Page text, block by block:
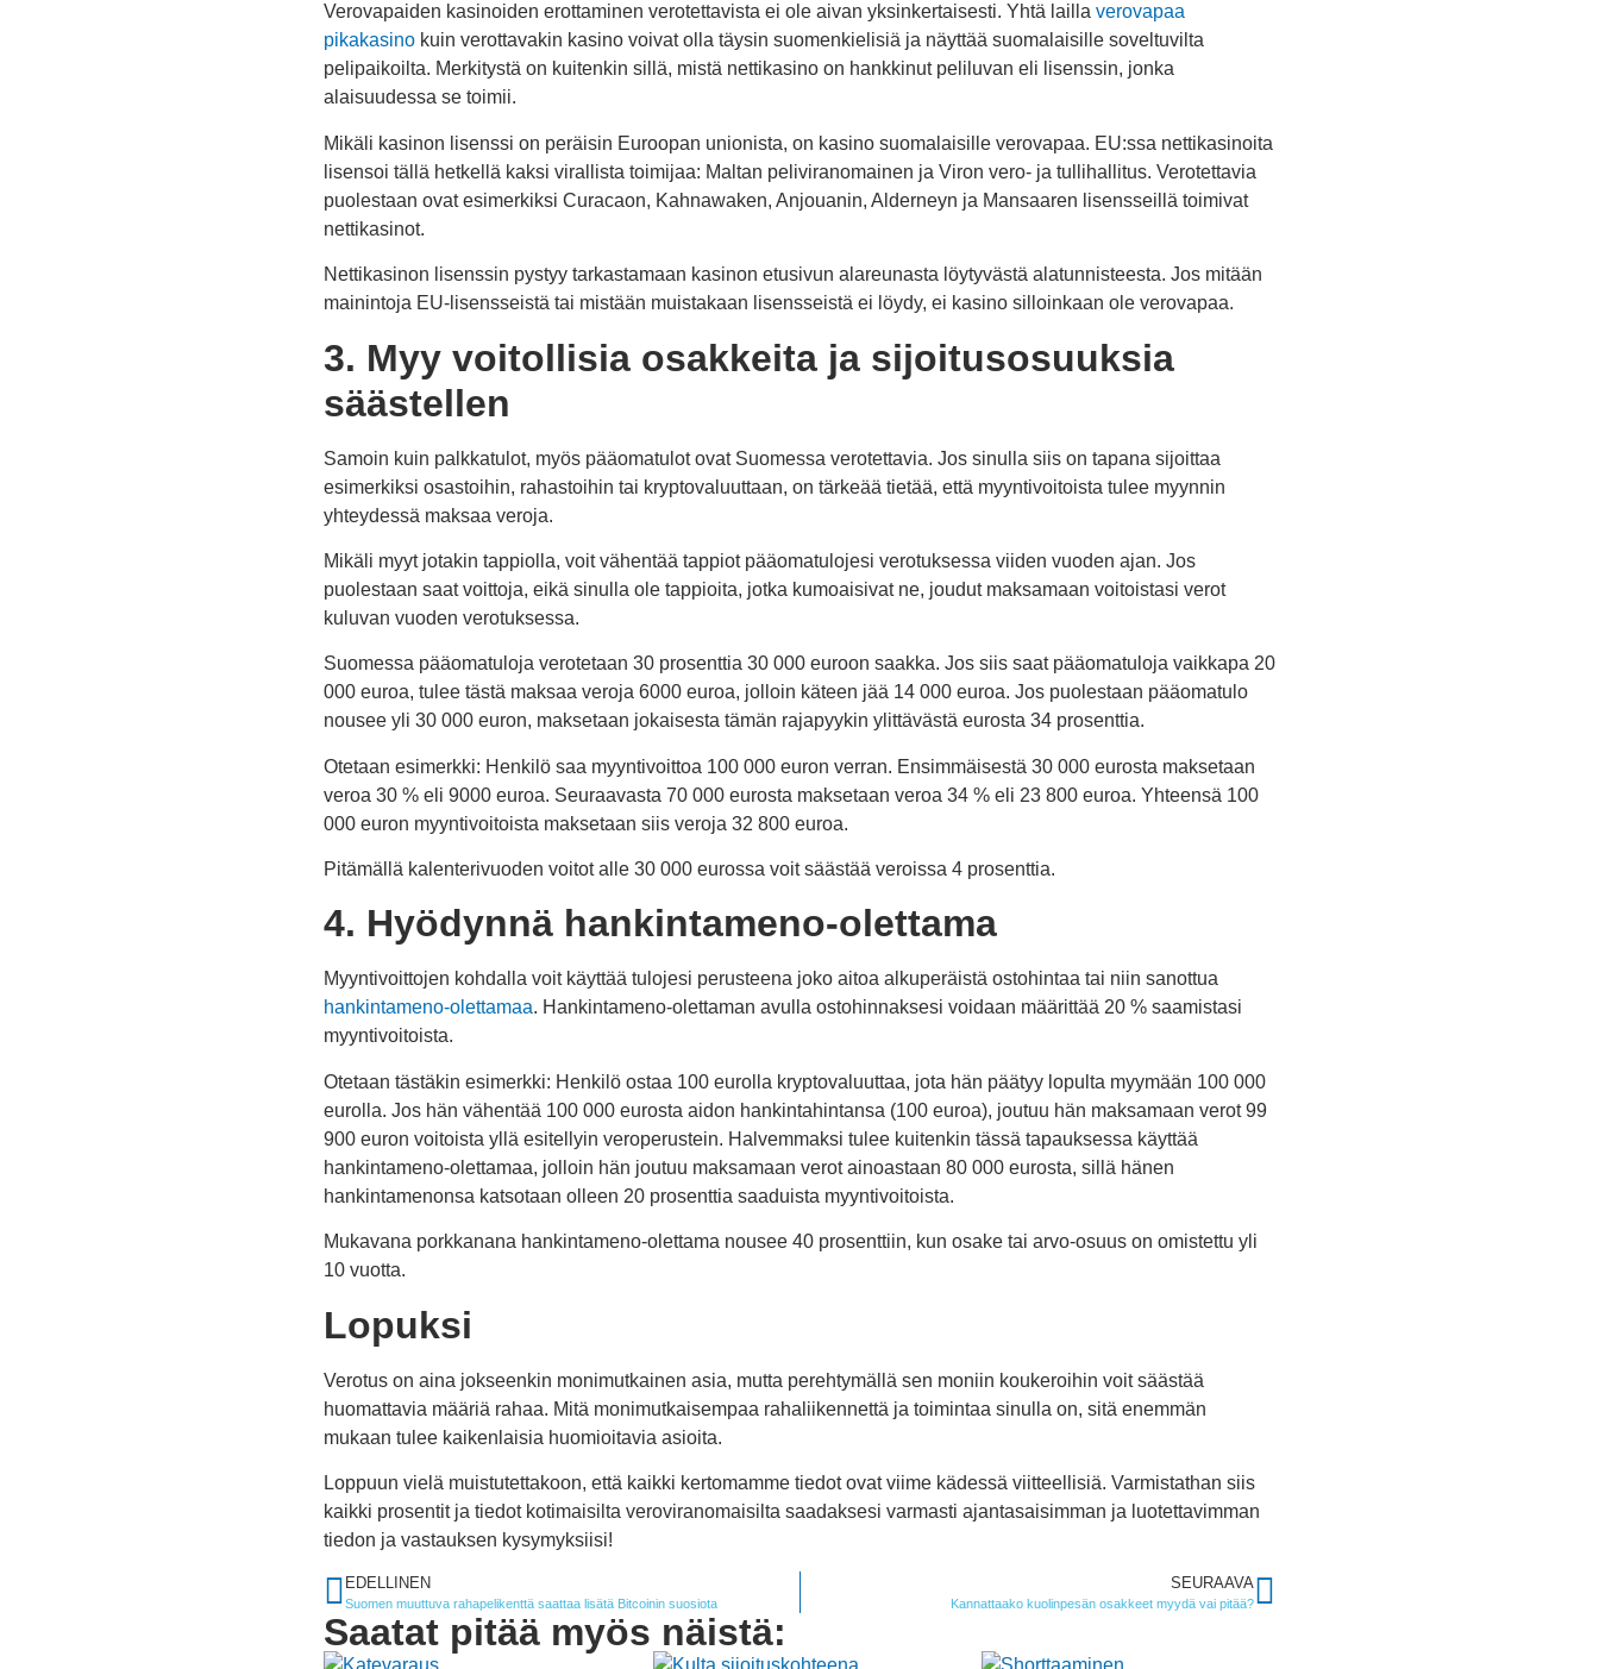
Verovapaiden kasinoiden erottaminen verotettavista ei ole aivan yksinkertaisesti. Yhtä lailla verovapaa
pikakasino kuin verottavakin kasino voivat olla täysin suomenkielisiä ja näyttää suomalaisille soveltuvilta
pelipaikoilta. Merkitystä on kuitenkin sillä, mistä nettikasino on hankkinut peliluvan eli lisenssin, jonka
alaisuudessa se toimii.
Mikäli kasinon lisenssi on peräisin Euroopan unionista, on kasino suomalaisille verovapaa. EU:ssa nettikasinoita
lisensoi tällä hetkellä kaksi virallista toimijaa: Maltan peliviranomainen ja Viron vero- ja tullihallitus. Verotettavia
puolestaan ovat esimerkiksi Curacaon, Kahnawaken, Anjouanin, Alderneyn ja Mansaaren lisensseillä toimivat
nettikasinot.
Nettikasinon lisenssin pystyy tarkastamaan kasinon etusivun alareunasta löytyvästä alatunnisteesta. Jos mitään
mainintoja EU-lisensseistä tai mistään muistakaan lisensseistä ei löydy, ei kasino silloinkaan ole verovapaa.
3. Myy voitollisia osakkeita ja sijoitusosuuksia
säästellen
Samoin kuin palkkatulot, myös pääomatulot ovat Suomessa verotettavia. Jos sinulla siis on tapana sijoittaa
esimerkiksi osastoihin, rahastoihin tai kryptovaluuttaan, on tärkeää tietää, että myyntivoitoista tulee myynnin
yhteydessä maksaa veroja.
Mikäli myyt jotakin tappiolla, voit vähentää tappiot pääomatulojesi verotuksessa viiden vuoden ajan. Jos
puolestaan saat voittoja, eikä sinulla ole tappioita, jotka kumoaisivat ne, joudut maksamaan voitoistasi verot
kuluvan vuoden verotuksessa.
Suomessa pääomatuloja verotetaan 30 prosenttia 30 000 euroon saakka. Jos siis saat pääomatuloja vaikkapa 20
000 euroa, tulee tästä maksaa veroja 6000 euroa, jolloin käteen jää 14 000 euroa. Jos puolestaan pääomatulo
nousee yli 30 000 euron, maksetaan jokaisesta tämän rajapyykin ylittävästä eurosta 34 prosenttia.
Otetaan esimerkki: Henkilö saa myyntivoittoa 100 000 euron verran. Ensimmäisestä 30 000 eurosta maksetaan
veroa 30 % eli 9000 euroa. Seuraavasta 70 000 eurosta maksetaan veroa 34 % eli 23 800 euroa. Yhteensä 100
000 euron myyntivoitoista maksetaan siis veroja 32 800 euroa.
Pitämällä kalenterivuoden voitot alle 30 000 eurossa voit säästää veroissa 4 prosenttia.
4. Hyödynnä hankintameno-olettama
Myyntivoittojen kohdalla voit käyttää tulojesi perusteena joko aitoa alkuperäistä ostohintaa tai niin sanottua
hankintameno-olettamaa. Hankintameno-olettaman avulla ostohinnaksesi voidaan määrittää 20 % saamistasi
myyntivoitoista.
Otetaan tästäkin esimerkki: Henkilö ostaa 100 eurolla kryptovaluuttaa, jota hän päätyy lopulta myymään 100 000
eurolla. Jos hän vähentää 100 000 eurosta aidon hankintahintansa (100 euroa), joutuu hän maksamaan verot 99
900 euron voitoista yllä esitellyin veroperustein. Halvemmaksi tulee kuitenkin tässä tapauksessa käyttää
hankintameno-olettamaa, jolloin hän joutuu maksamaan verot ainoastaan 80 000 eurosta, sillä hänen
hankintamenonsa katsotaan olleen 20 prosenttia saaduista myyntivoitoista.
Mukavana porkkanana hankintameno-olettama nousee 40 prosenttiin, kun osake tai arvo-osuus on omistettu yli
10 vuotta.
Lopuksi
Verotus on aina jokseenkin monimutkainen asia, mutta perehtymällä sen moniin koukeroihin voit säästää
huomattavia määriä rahaa. Mitä monimutkaisempaa rahaliikennettä ja toimintaa sinulla on, sitä enemmän
mukaan tulee kaikenlaisia huomioitavia asioita.
Loppuun vielä muistutettakoon, että kaikki kertomamme tiedot ovat viime kädessä viitteellisiä. Varmistathan siis
kaikki prosentit ja tiedot kotimaisilta veroviranomaisilta saadaksesi varmasti ajantasaisimman ja luotettavimman
tiedon ja vastauksen kysymyksiisi!
EDELLINEN
Suomen muuttuva rahapelikenttä saattaa lisätä Bitcoinin suosiota
SEURAAVA
Kannattaako kuolinpesän osakkeet myydä vai pitää?
Saatat pitää myös näistä: